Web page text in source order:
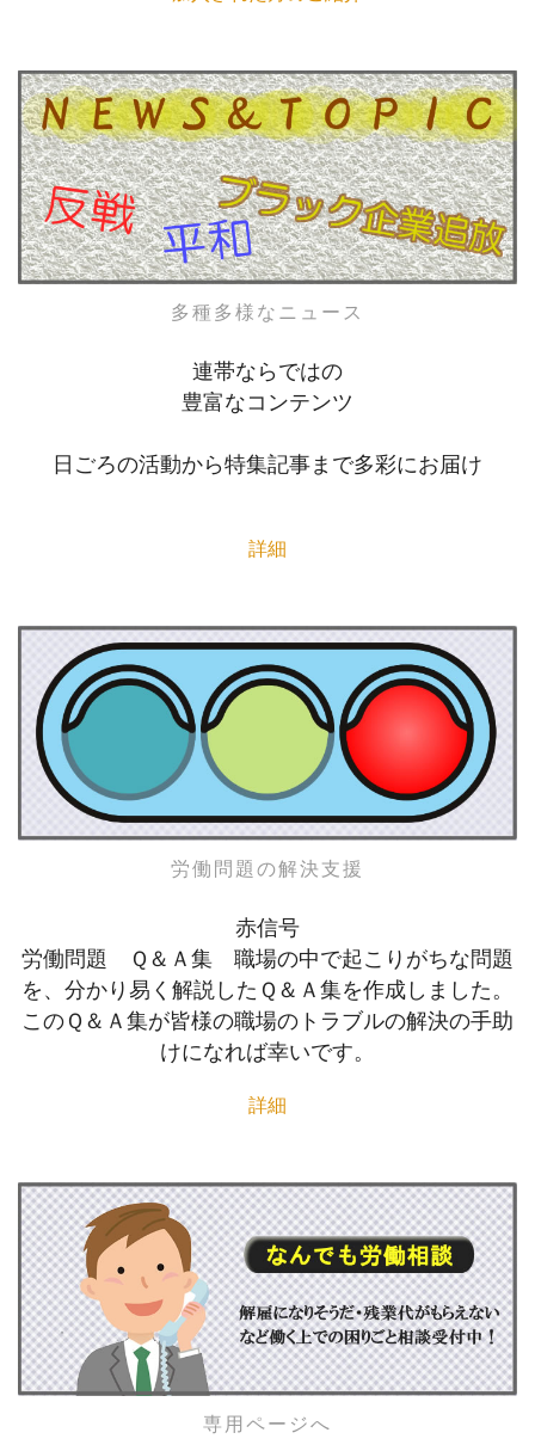
多種多様なニュース
連帯ならではの
豊富なコンテンツ
日ごろの活動から特集記事まで多彩にお届け
詳細
労働問題の解決支援
赤信号
労働問題 Ｑ＆Ａ集 職場の中で起こりがちな問題
を、分かり易く解説したＱ＆Ａ集を作成しました。
このＱ＆Ａ集が皆様の職場のトラブルの解決の手助
けになれば幸いです。
詳細
専用ページへ